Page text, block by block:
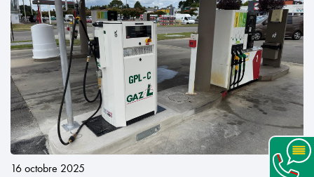
16 octobre 2025